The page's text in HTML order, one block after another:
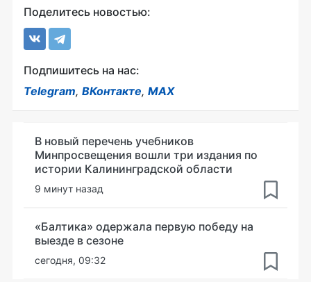
Поделитесь новостью:
Подпишитесь на нас:
Telegram, ВКонтакте, MAX
В новый перечень учебников
Минпросвещения вошли три издания по
истории Калининградской области
9 минут назад
«Балтика» одержала первую победу на
выезде в сезоне
сегодня, 09:32